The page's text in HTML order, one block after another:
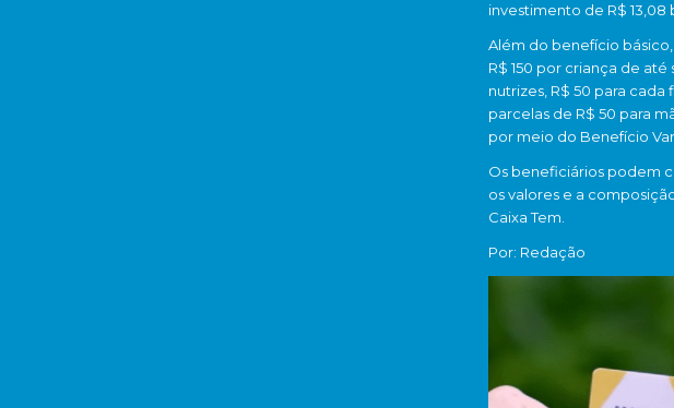
investimento de R$ 13,08
Além do benefício
R$ 150 por criança de até
nutrizes, R$ 50 para cada
parcelas de R$ 50 para
por meio do Benefício
Os beneficiários podem
os valores e a
Caixa Tem.
Por: Redação